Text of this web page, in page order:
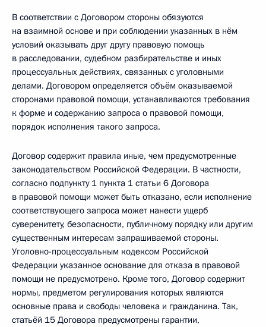
В соответствии с Договором стороны обязуются
на взаимной основе и при соблюдении указанных в нём
условий оказывать друг другу правовую помощь
в расследовании, судебном разбирательстве и иных
процессуальных действиях, связанных с уголовными
делами. Договором определяется объём оказываемой
сторонами правовой помощи, устанавливаются требования
к форме и содержанию запроса о правовой помощи,
порядок исполнения такого запроса.
Договор содержит правила иные, чем предусмотренные
законодательством Российской Федерации. В частности,
согласно подпункту 1 пункта 1 статьи 6 Договора
в правовой помощи может быть отказано, если исполнение
соответствующего запроса может нанести ущерб
суверенитету, безопасности, публичному порядку или другим
существенным интересам запрашиваемой стороны.
Уголовно-процессуальным кодексом Российской
Федерации указанное основание для отказа в правовой
помощи не предусмотрено. Кроме того, Договор содержит
нормы, предметом регулирования которых являются
основные права и свободы человека и гражданина. Так,
статьёй 15 Договора предусмотрены гарантии,